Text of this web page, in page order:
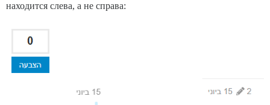
находится слева, а не справа: